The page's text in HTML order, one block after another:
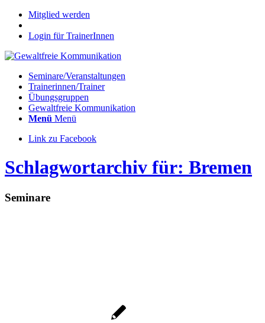
Mitglied werden
Login für TrainerInnen
Seminare/Veranstaltungen
Trainerinnen/Trainer
Übungsgruppen
Gewaltfreie Kommunikation
Menü Menü
Link zu Facebook
Schlagwortarchiv für: Bremen
Seminare